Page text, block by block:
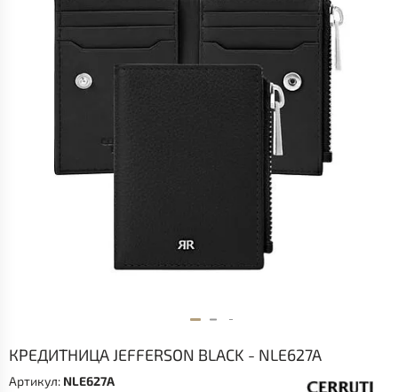
КРЕДИТНИЦА JEFFERSON BLACK - NLE627A
Артикул: NLE627A